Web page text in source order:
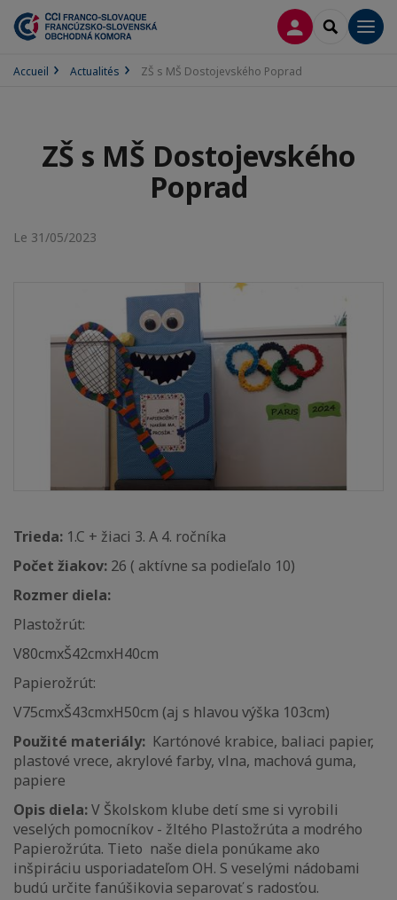
CONNEXION
Accueil Actualités ZŠ s MŠ Dostojevského Poprad
ZŠ s MŠ Dostojevského
Poprad
Le 31/05/2023
Trieda: 1.C + žiaci 3. A 4. ročníka
Počet žiakov: 26 ( aktívne sa podieľalo 10)
Rozmer diela:
Plastožrút:
V80cmxŠ42cmxH40cm
Papierožrút:
V75cmxŠ43cmxH50cm (aj s hlavou výška 103cm)
Použité materiály: Kartónové krabice, baliaci papier,
plastové vrece, akrylové farby, vlna, machová guma,
papiere
Opis diela:V Školskom klube detí sme si vyrobili
veselých pomocníkov - žltého Plastožrúta a modrého
Papierožrúta. Tieto naše diela ponúkame ako
inšpiráciu usporiadateľom OH. S veselými nádobami
budú určite fanúšikovia separovať s radosťou.